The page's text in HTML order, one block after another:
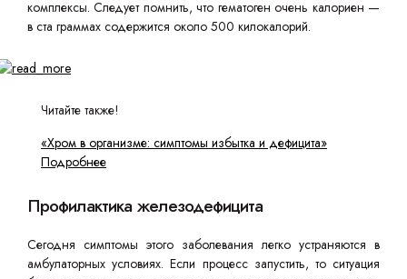
комплексы. Следует помнить, что гематоген очень калориен —
в ста граммах содержится около 500 килокалорий.
Читайте также!
«Хром в организме: симптомы избытка и дефицита»
Подробнее
Профилактика железодефицита
Сегодня симптомы этого заболевания легко устраняются в
амбулаторных условиях. Если процесс запустить, то ситуация